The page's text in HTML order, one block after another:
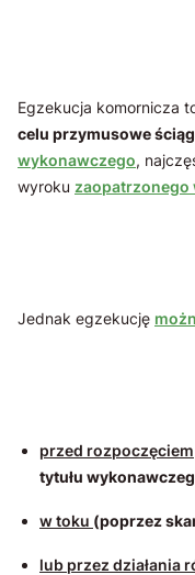
Egzekucja komornicza
celu przymusowe
wykonawczego,
wyroku zaopatrzonego
Jednak egzekucję
przed rozpoczęciem
tytułu
w toku (poprzez
lub przez działania